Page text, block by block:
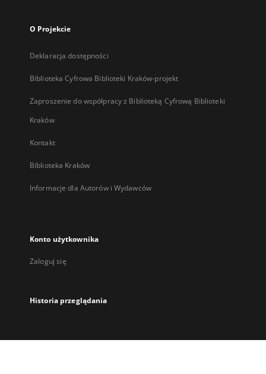
O Projekcie
Deklaracja dostępności
Biblioteka Cyfrowa Biblioteki Kraków-projekt
Zaproszenie do współpracy z Biblioteką Cyfrową Biblioteki
Kraków
Kontakt
Biblioteka Kraków
Informacje dla Autorów i Wydawców
Konto użytkownika
Zaloguj się
Historia przeglądania